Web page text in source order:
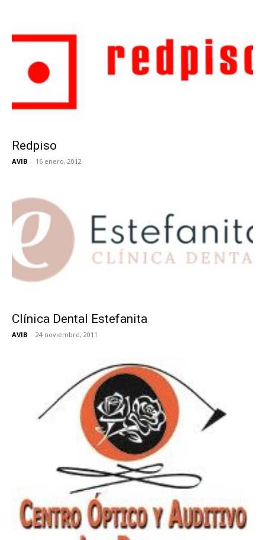
Redpiso
AVIB - 16 enero, 2012
Clínica Dental Estefanita
AVIB - 24 noviembre, 2011